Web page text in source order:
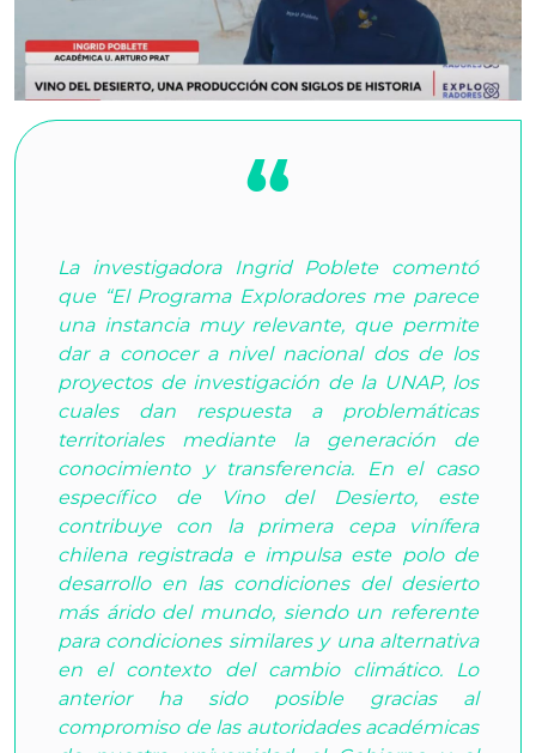
La investigadora Ingrid Poblete comentó
que “El Programa Exploradores me parece
una instancia muy relevante, que permite
dar a conocer a nivel nacional dos de los
proyectos de investigación de la UNAP, los
cuales dan respuesta a problemáticas
territoriales mediante la generación de
conocimiento y transferencia. En el caso
específico de Vino del Desierto, este
contribuye con la primera cepa vinífera
chilena registrada e impulsa este polo de
desarrollo en las condiciones del desierto
más árido del mundo, siendo un referente
para condiciones similares y una alternativa
en el contexto del cambio climático. Lo
anterior ha sido posible gracias al
compromiso de las autoridades académicas